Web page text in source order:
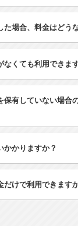
た場合、料金はどう
なくても利用できま
保有していない場合
かかりますか？
だけで利用できます